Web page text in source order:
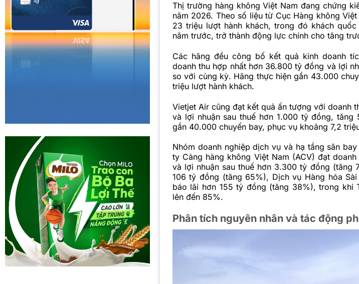
Thị trường hàng không Việt Nam đang chứng
năm 2026. Theo số liệu từ Cục Hàng không
23 triệu lượt hành khách, trong đó khách
năm trước, trở thành động lực chính cho tăng
Các hãng đều công bố kết quả kinh doanh
doanh thu hợp nhất hơn 36.800 tỷ đồng và lợi
so với cùng kỳ. Hãng thực hiện gần 43.000
triệu lượt hành khách.
Vietjet Air cũng đạt kết quả ấn tượng với doanh
và lợi nhuận sau thuế hơn 1.000 tỷ đồng, tăng
gần 40.000 chuyến bay, phục vụ khoảng 7,2
Nhóm doanh nghiệp dịch vụ và hạ tầng sân
ty Cảng hàng không Việt Nam (ACV) đạt
và lợi nhuận sau thuế hơn 3.300 tỷ đồng (tăng
106 tỷ đồng (tăng 65%), Dịch vụ Hàng hóa
báo lãi hơn 155 tỷ đồng (tăng 38%), trong khi
lên đến 85%.
Phân tích nguyên nhân và tác động